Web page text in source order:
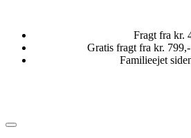
Fragt fra kr.
Gratis fragt fra kr.
Familieejet